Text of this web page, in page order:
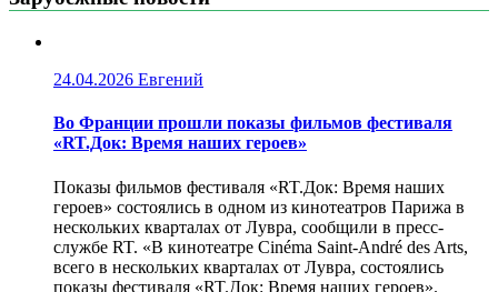
24.04.2026 Евгений
Во Франции прошли показы фильмов фестиваля
«RT.Док: Время наших героев»
Показы фильмов фестиваля «RT.Док: Время наших
героев» состоялись в одном из кинотеатров Парижа в
нескольких кварталах от Лувра, сообщили в пресс-
службе RT. «В кинотеатре Cinéma Saint-André des Arts,
всего в нескольких кварталах от Лувра, состоялись
показы фестиваля «RT.Док: Время наших героев».